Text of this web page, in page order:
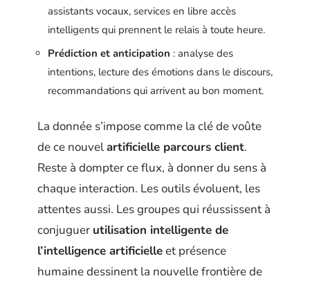
assistants vocaux, services en libre accès
intelligents qui prennent le relais à toute heure.
Prédiction et anticipation : analyse des
intentions, lecture des émotions dans le discours,
recommandations qui arrivent au bon moment.
La donnée s’impose comme la clé de voûte
de ce nouvelartificielle parcours client.
Reste à dompter ce flux, à donner du sens à
chaque interaction. Les outils évoluent, les
attentes aussi. Les groupes qui réussissent à
conjuguer utilisation intelligente de
l’intelligence artificielleet présence
humaine dessinent la nouvelle frontière de